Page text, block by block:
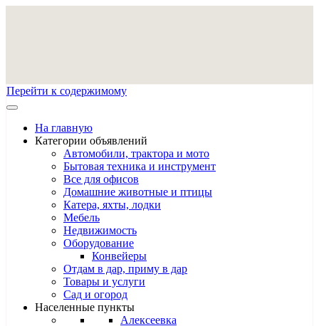
Перейти к содержимому
На главную
Категории объявлений
Автомобили, трактора и мото
Бытовая техника и инструмент
Все для офисов
Домашние животные и птицы
Катера, яхты, лодки
Мебель
Недвижимость
Оборудование
Конвейеры
Отдам в дар, приму в дар
Товары и услуги
Сад и огород
Населенные пункты
Алексеевка